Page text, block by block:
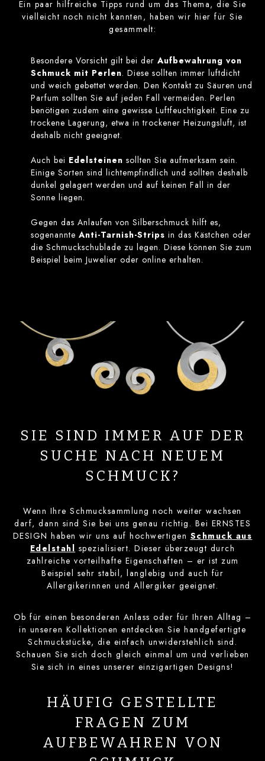
Ein paar hilfreiche Tipps rund um das Thema, die Sie
vielleicht noch nicht kannten, haben wir hier für Sie
gesammelt:
Besondere Vorsicht gilt bei der Aufbewahrung von
Schmuck mit Perlen. Diese sollten immer luftdicht
und weich gebettet werden. Den Kontakt zu Säuren und
Parfum sollten Sie auf jeden Fall vermeiden. Perlen
benötigen zudem eine gewisse Luftfeuchtigkeit. Eine zu
trockene Lagerung, etwa in trockener Heizungsluft, ist
deshalb nicht geeignet.
Auch bei Edelsteinen sollten Sie aufmerksam sein.
Einige Sorten sind lichtempfindlich und sollten deshalb
dunkel gelagert werden und auf keinen Fall in der
Sonne liegen.
Gegen das Anlaufen von Silberschmuck hilft es,
sogenannte Anti-Tarnish-Strips in das Kästchen oder
die Schmuckschublade zu legen. Diese können Sie zum
Beispiel beim Juwelier oder online erhalten.
SIE SIND IMMER AUF DER
SUCHE NACH NEUEM
SCHMUCK?
Wenn Ihre Schmucksammlung noch weiter wachsen
darf, dann sind Sie bei uns genau richtig. Bei ERNSTES
DESIGN haben wir uns auf hochwertigen Schmuck aus
Edelstahl spezialisiert. Dieser überzeugt durch
zahlreiche vorteilhafte Eigenschaften – er ist zum
Beispiel sehr stabil, langlebig und auch für
Allergikerinnen und Allergiker geeignet.
Ob für einen besonderen Anlass oder für Ihren Alltag –
in unseren Kollektionen entdecken Sie handgefertigte
Schmuckstücke, die einfach unwiderstehlich sind.
Schauen Sie sich doch gleich einmal um und verlieben
Sie sich in eines unserer einzigartigen Designs!
HÄUFIG GESTELLTE
FRAGEN ZUM
AUFBEWAHREN VON